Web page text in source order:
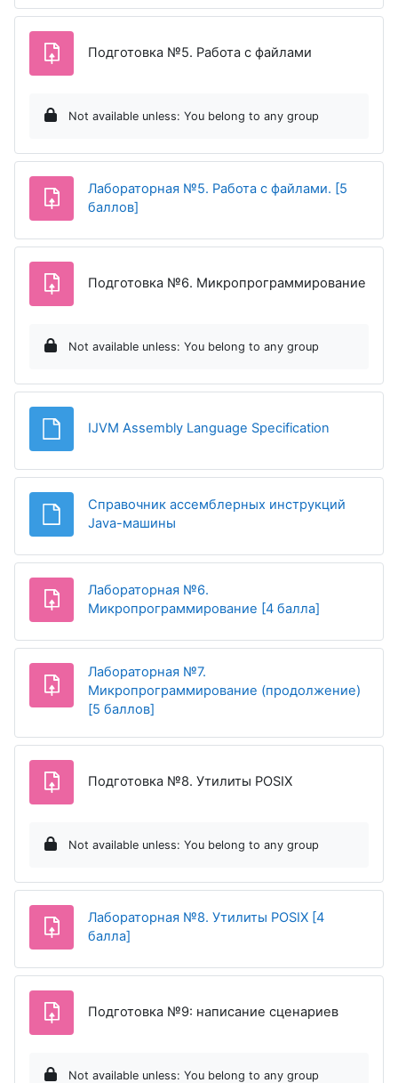
Подготовка №5. Работа с файлами
Not available unless: You belong to any group
Лабораторная №5. Работа с файлами. [5
баллов]
Подготовка №6. Микропрограммирование
Not available unless: You belong to any group
IJVM Assembly Language Specification
Справочник ассемблерных инструкций
Java-машины
Лабораторная №6.
Микропрограммирование [4 балла]
Лабораторная №7.
Микропрограммирование (продолжение)
[5 баллов]
Подготовка №8. Утилиты POSIXAssignment
Not available unless: You belong to any group
Лабораторная №8. Утилиты POSIX [4
балла]
Подготовка №9: написание сценариев
Not available unless: You belong to any group